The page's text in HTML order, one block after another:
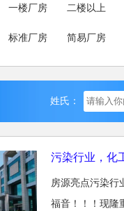
一楼厂房 二楼以上
标准厂房 简易厂房
姓氏：
污染行业，化
房源亮点污染行
福音！！！现隆